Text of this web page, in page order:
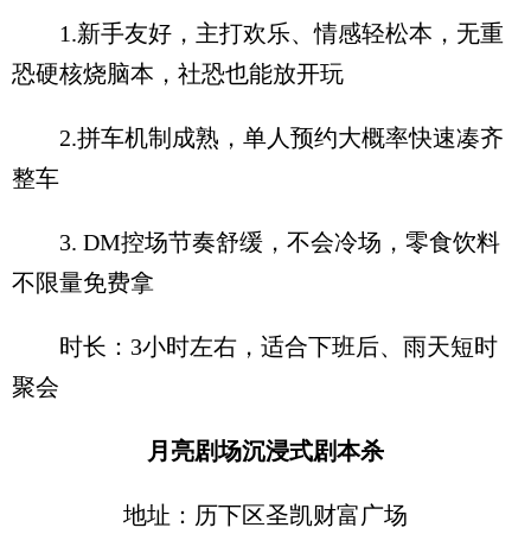
1.新手友好，主打欢乐、情感轻松本，无重
恐硬核烧脑本，社恐也能放开玩
2.拼车机制成熟，单人预约大概率快速凑齐
整车
3. DM控场节奏舒缓，不会冷场，零食饮料
不限量免费拿
时长：3小时左右，适合下班后、雨天短时
聚会
月亮剧场沉浸式剧本杀
地址：历下区圣凯财富广场